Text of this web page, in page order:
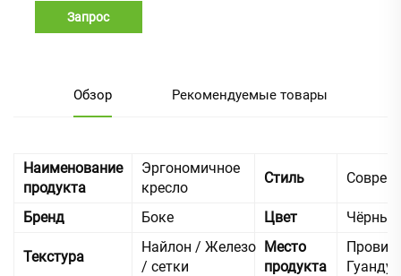
Запрос
Обзор Рекомендуемые товары
Наименование
продукта
Эргономичное
кресло
Стиль
Бренд Боке Цвет Чёрный
Текстура
Найлон / Железо
/ сетки
Место
продукта